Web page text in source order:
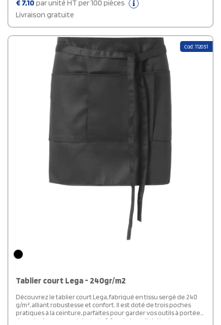
€ 7,10 par unité HT per 100 pièces
Livraison gratuite
Cod: 112051
Tablier court Lega - 240gr/m2
Découvrez le tablier court Lega, fabriqué en tissu sergé de 240
g/m², alliant robustesse et confort. Il est doté de trois poches
pratiques à la ceinture, parfaites pour garder vos outils à portée
de main. Avec une ceinture de 0,9 m de long, il s'attache